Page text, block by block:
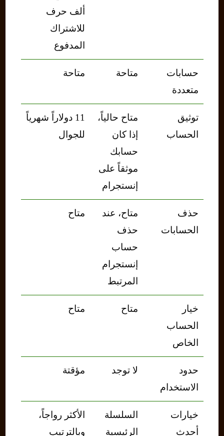
ألف حرف
للاشتراك
المدفوع
حسابات
متعددة
متاحة متاحة
توثيق
الحساب
متاح حالياً،
إذا كان
حسابك
موثقاً على
إنستجرام
11 دولاراً شهرياً
للجوال
حذف
الحسابات
متاح، عند
حذف
حساب
إنستجرام
المرتبط
متاح
خيار
الحساب
الخاص
متاح متاح
حدود
الاستخدام
لا توجد مؤقتة
خيارات
أحدث
السلسلة
الرئيسية
الأكثر رواجاً،
وبالترتيب